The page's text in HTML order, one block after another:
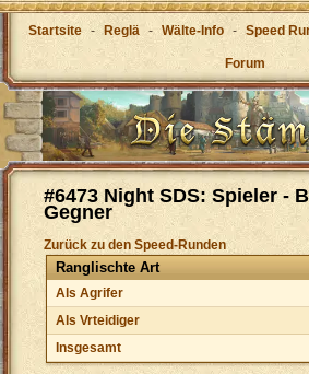
Startsite - Reglä - Wälte-Info - Speed
Forum
#6473 Night SDS: Spieler -
Gegner
Zurück zu den Speed-Runden
Ranglischte Art
Als Agrifer
Als Vrteidiger
Insgesamt